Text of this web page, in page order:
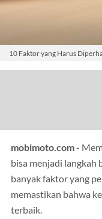
10 Faktor yang Harus
mobimoto.com -
bisa menjadi langkah
banyak faktor yang
memastikan bahwa
terbaik.